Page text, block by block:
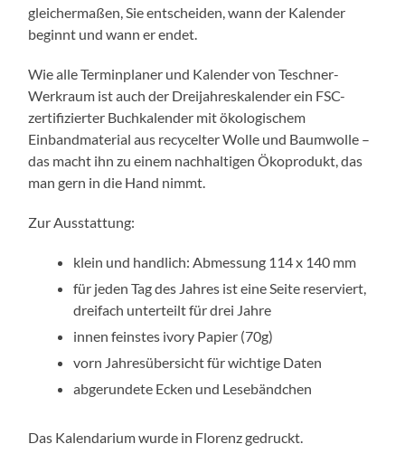
gleichermaßen, Sie entscheiden, wann der Kalender
beginnt und wann er endet.
Wie alle Terminplaner und Kalender von Teschner-
Werkraum ist auch der Dreijahreskalender ein FSC-
zertifizierter Buchkalender mit ökologischem
Einbandmaterial aus recycelter Wolle und Baumwolle –
das macht ihn zu einem nachhaltigen Ökoprodukt, das
man gern in die Hand nimmt.
Zur Ausstattung:
klein und handlich: Abmessung 114 x 140 mm
für jeden Tag des Jahres ist eine Seite reserviert,
dreifach unterteilt für drei Jahre
innen feinstes ivory Papier (70g)
vorn Jahresübersicht für wichtige Daten
abgerundete Ecken und Lesebändchen
Das Kalendarium wurde in Florenz gedruckt.